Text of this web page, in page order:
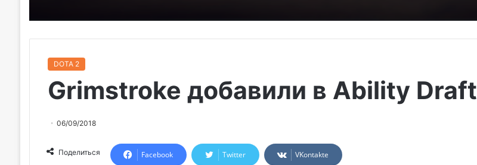
DOTA 2
Grimstroke добавили в Ability Draft
06/09/2018
Поделиться Facebook Twitter VKontakte